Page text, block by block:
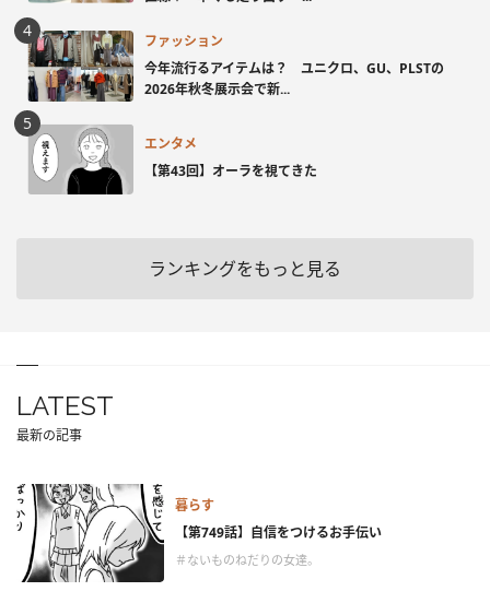
ファッション
今年流行るアイテムは？ ユニクロ、GU、PLSTの
2026年秋冬展示会で新...
エンタメ
【第43回】オーラを視てきた
ランキングをもっと見る
LATEST
最新の記事
暮らす
【第749話】自信をつけるお手伝い
＃ないものねだりの女達。